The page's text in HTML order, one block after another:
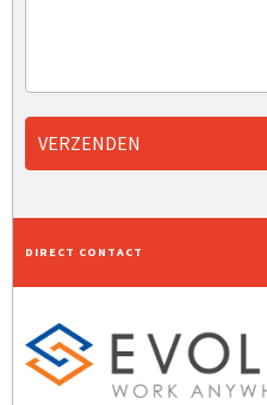
VERZENDEN
DIRECT CONTACT